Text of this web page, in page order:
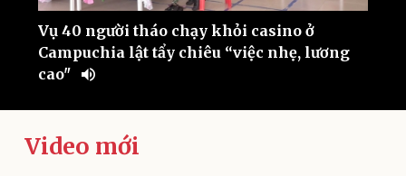
Vụ 40 người tháo chạy khỏi casino ở
Campuchia lật tẩy chiêu “việc nhẹ, lương
cao"
Video mới